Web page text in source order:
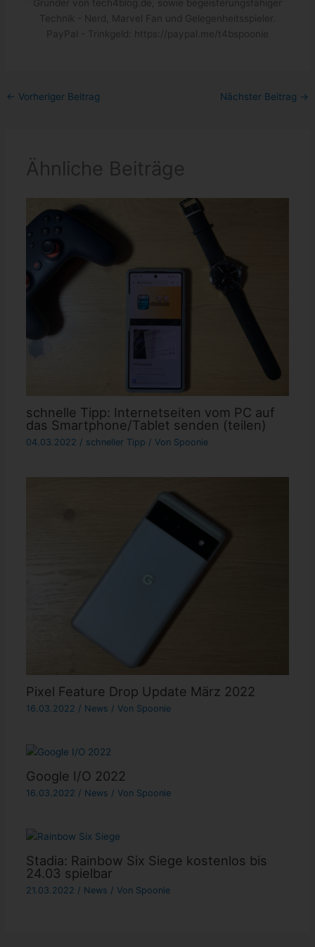
Gründer von tech4blog.de, sowie begeisterungsfähiger
Technik - Nerd, Marvel Fan und Gelegenheitsspieler.
PayPal - Trinkgeld: https://paypal.me/t4bspoonie
← Vorheriger Beitrag Nächster Beitrag →
Ähnliche Beiträge
schnelle Tipp: Internetseiten vom PC auf
das Smartphone/Tablet senden (teilen)
04.03.2022 / schneller Tipp / Von Spoonie
Pixel Feature Drop Update März 2022
16.03.2022 / News / Von Spoonie
Google I/O 2022
16.03.2022 / News / Von Spoonie
Stadia: Rainbow Six Siege kostenlos bis
24.03 spielbar
21.03.2022 / News / Von Spoonie